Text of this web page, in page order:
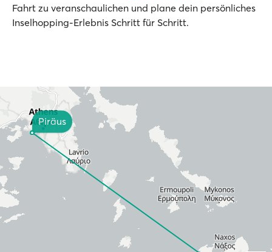
Fahrt zu veranschaulichen und plane dein persönliches
Inselhopping-Erlebnis Schritt für Schritt.
Piräus